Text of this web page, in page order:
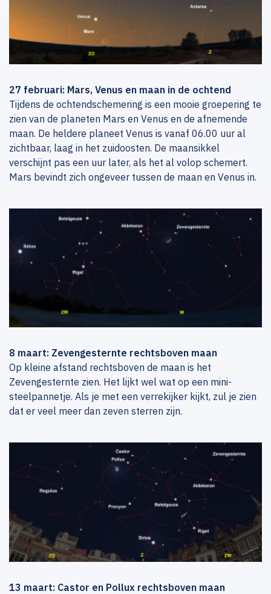
27 februari: Mars, Venus en maan in de ochtend
Tijdens de ochtendschemering is een mooie groepering te
zien van de planeten Mars en Venus en de afnemende
maan. De heldere planeet Venus is vanaf 06.00 uur al
zichtbaar, laag in het zuidoosten. De maansikkel
verschijnt pas een uur later, als het al volop schemert.
Mars bevindt zich ongeveer tussen de maan en Venus in.
8 maart: Zevengesternte rechtsboven maan
Op kleine afstand rechtsboven de maan is het
Zevengesternte zien. Het lijkt wel wat op een mini-
steelpannetje. Als je met een verrekijker kijkt, zul je zien
dat er veel meer dan zeven sterren zijn.
13 maart: Castor en Pollux rechtsboven maan